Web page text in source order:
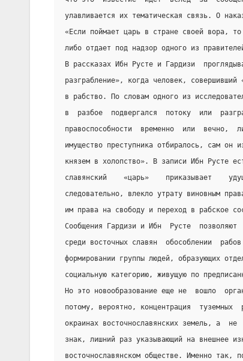
улавливается их тематическая связь. О
«Если поймает царь в стране своей вора,
либо отдает под надзор одного из
В рассказах Ибн Русте и Гардизи
разграбление», когда человек,
в рабство. По словам одного из
в  разбое  подвергался  потоку  или
правоспособности  временно  или  вечно,
имущество преступника отбиралось, сам он
князем в холопство». В записи Ибн Русте
славянский    «царь»    приказывает
следовательно, влекло утрату виновным
им права на свободу и переход в рабское
Сообщения Гардизи и Ибн  Русте
среди восточных славян  обособлении
формировании группы людей, образующих
социальную категорию, живущую по
Но это новообразование еще не  вошло
потому, вероятно, концентрация  туземных
окраинах восточнославянских земель, а
знак, лишний раз указывающий на внешнее
восточнославянском обществе. Именно